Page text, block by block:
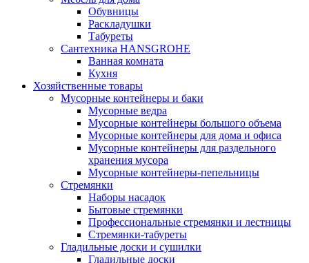
Обувницы
Раскладушки
Табуреты
Сантехника HANSGROHE
Ванная комната
Кухня
Хозяйственные товары
Мусорные контейнеры и баки
Мусорные ведра
Мусорные контейнеры большого объема
Мусорные контейнеры для дома и офиса
Мусорные контейнеры для раздельного
хранения мусора
Мусорные контейнеры-пепельницы
Стремянки
Наборы насадок
Бытовые стремянки
Профессиональные стремянки и лестницы
Стремянки-табуреты
Гладильные доски и сушилки
Гладильные доски